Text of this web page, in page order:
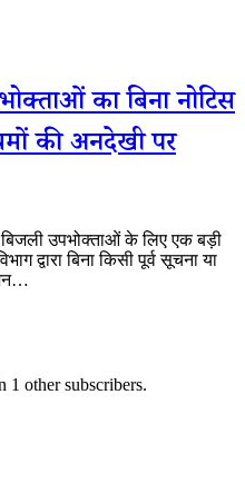
का बिना नोटिस
की अनदेखी पर
बिजली उपभोक्ताओं के लिए एक बड़ी
द्वारा बिना किसी पूर्व सूचना या
1 other subscribers.